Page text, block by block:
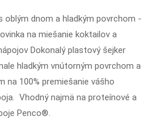
oblým dnom a hladkým povrchom -
na miešanie koktailov a
Dokonalý plastový šejker
hladkým vnútorným povrchom a
na 100% premiešanie vášho
Vhodný najmä na proteínové a
Penco®.